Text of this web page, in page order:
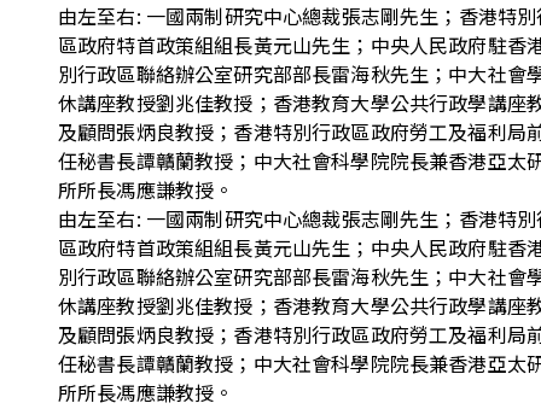
由左至右: 一國兩制研究中心總裁張志剛先生；香港特
區政府特首政策組組長黃元山先生；中央人民政府駐香
別行政區聯絡辦公室研究部部長雷海秋先生；中大社會
休講座教授劉兆佳教授；香港教育大學公共行政學講座
及顧問張炳良教授；香港特別行政區政府勞工及福利局
任秘書長譚贛蘭教授；中大社會科學院院長兼香港亞太
所所長馮應謙教授。
由左至右: 一國兩制研究中心總裁張志剛先生；香港特
區政府特首政策組組長黃元山先生；中央人民政府駐香
別行政區聯絡辦公室研究部部長雷海秋先生；中大社會
休講座教授劉兆佳教授；香港教育大學公共行政學講座
及顧問張炳良教授；香港特別行政區政府勞工及福利局
任秘書長譚贛蘭教授；中大社會科學院院長兼香港亞太
所所長馮應謙教授。